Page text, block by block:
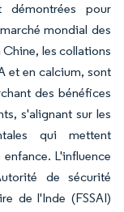
démontrées pour
mondial des
les collations
et en calcium, sont
des bénéfices
s'alignant sur les
qui mettent
L'influence
de sécurité
de l'Inde (FSSAI)